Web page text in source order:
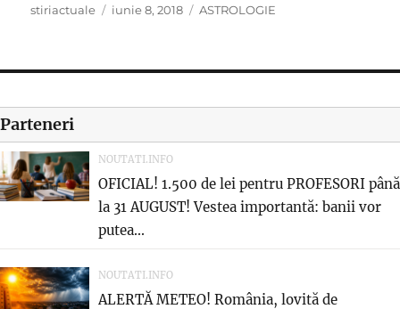
Author
stiriactuale
Posted
iunie 8, 2018 Categories
ASTROLOGIE
Parteneri
NOUTATI.INFO
OFICIAL! 1.500 de lei pentru PROFESORI până
la 31 AUGUST! Vestea importantă: banii vor
putea...
NOUTATI.INFO
ALERTĂ METEO! România, lovită de